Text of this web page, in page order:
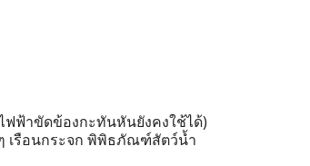
ฟฟ้าขัดข้องกะทันหันยังคงใช้ได้)
เรือนกระจก พิพิธภัณฑ์สัตว์น้ำ